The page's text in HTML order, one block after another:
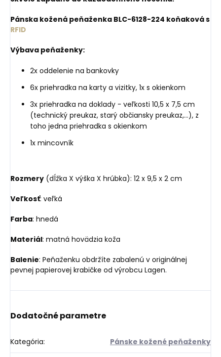
Pánska kožená peňaženka BLC-6128-224 koňaková s
RFID
Výbava peňaženky:
2x oddelenie na bankovky
6x priehradka na karty a vizitky, 1x s okienkom
3x priehradka na doklady - veľkosti 10,5 x 7,5 cm
(technický preukaz, starý občiansky preukaz,...), z
toho jedna priehradka s okienkom
1x mincovník
Rozmery (dĺžka X výška X hrúbka): 12 x 9,5 x 2 cm
Veľkosť: veľká
Farba: hnedá
Materiál: matná hovädzia koža
Balenie: Peňaženku obdržíte zabalenú v originálnej
pevnej papierovej krabičke od výrobcu Lagen.
Dodatočné parametre
Kategória: Pánske kožené peňaženky